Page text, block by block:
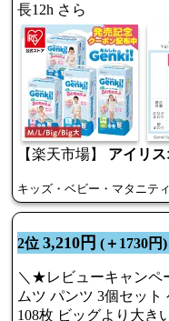
長12h さら
【楽天市場】 アイリ
キッズ・ベビー・マタニテ
2位 3,210円 (＋1730円)
＼★レビューキャンペ
ムツ パンツ 3個セット
108枚 ビッグより大き